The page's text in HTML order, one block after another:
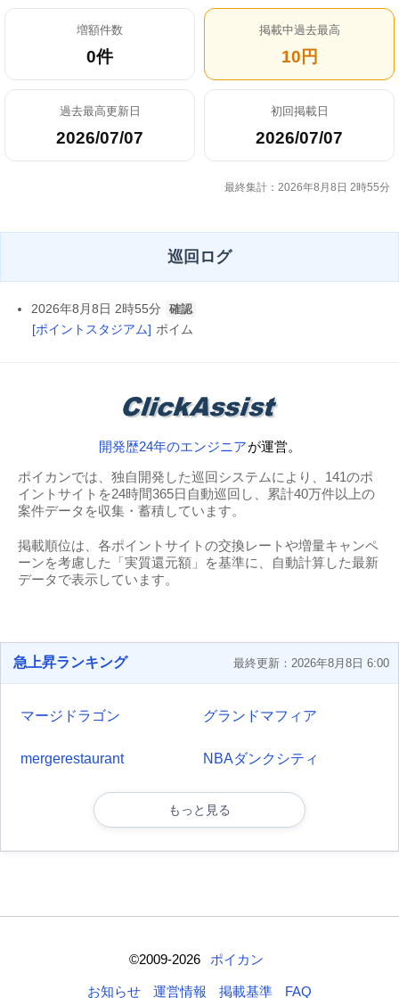
増額件数
0件
掲載中過去最高
10円
過去最高更新日
2026/07/07
初回掲載日
2026/07/07
最終集計：2026年8月8日 2時55分
巡回ログ
2026年8月8日 2時55分 確認
[ポイントスタジアム] ポイム
開発歴24年のエンジニアが運営。
ポイカンでは、独自開発した巡回システムにより、141のポ
イントサイトを24時間365日自動巡回し、累計40万件以上の
案件データを収集・蓄積しています。
掲載順位は、各ポイントサイトの交換レートや増量キャンペ
ーンを考慮した「実質還元額」を基準に、自動計算した最新
データで表示しています。
急上昇ランキング 最終更新：2026年8月8日 6:00
マージドラゴン グランドマフィア
mergerestaurant NBAダンクシティ
もっと見る
©2009-2026 ポイカン
お知らせ 運営情報 掲載基準 FAQ